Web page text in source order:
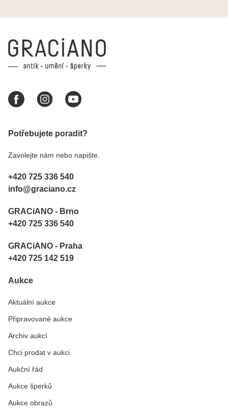
Potřebujete poradit?
Zavolejte nám nebo napište.
+420 725 336 540
info@graciano.cz
GRACiANO - Brno
+420 725 336 540
GRACiANO - Praha
+420 725 142 519
Aukce
Aktuální aukce
Připravované aukce
Archiv aukcí
Chci prodat v aukci
Aukční řád
Aukce šperků
Aukce obrazů